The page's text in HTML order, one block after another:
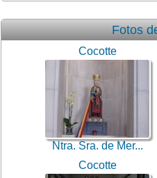
Fotos
Cocotte
Ntra. Sra. de Mer...
Cocotte